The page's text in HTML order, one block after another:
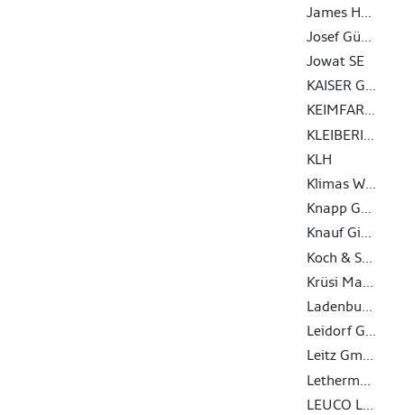
James Hardie Europe GmbH
Josef Günthner GmbH & Co.KG
Jowat SE
KAISER GmbH & Co. KG
KEIMFARBEN AG
KLEIBERIT SE & Co. KG
KLH
Klimas Wkręt-met
Knapp GmbH
Knauf Gips KG
Koch & Schulte GmbH & Co. KG
Krüsi Maschinenbau AG
Ladenburger GmbH
Leidorf GmbH
Leitz GmbH & Co. KG
Lethermo GmbH
LEUCO Ledermann GmbH & Co. KG